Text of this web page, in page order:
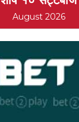
August 2026